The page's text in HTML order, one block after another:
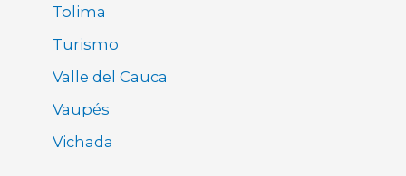
Tolima
Turismo
Valle del Cauca
Vaupés
Vichada